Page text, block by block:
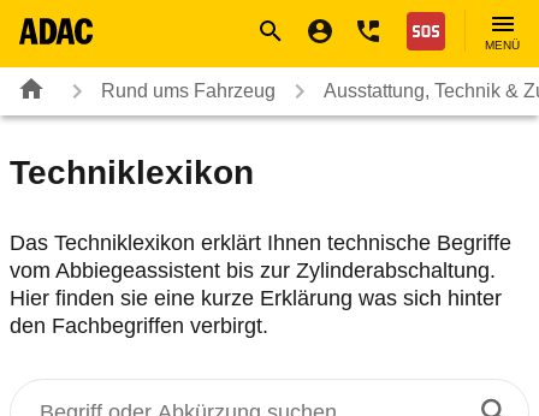
Nothilfe
MENÜ
Rund ums Fahrzeug Ausstattung, Technik &
Techniklexikon
Das Techniklexikon erklärt Ihnen technische Begriffe
vom Abbiegeassistent bis zur Zylinderabschaltung.
Hier finden sie eine kurze Erklärung was sich hinter
den Fachbegriffen verbirgt.